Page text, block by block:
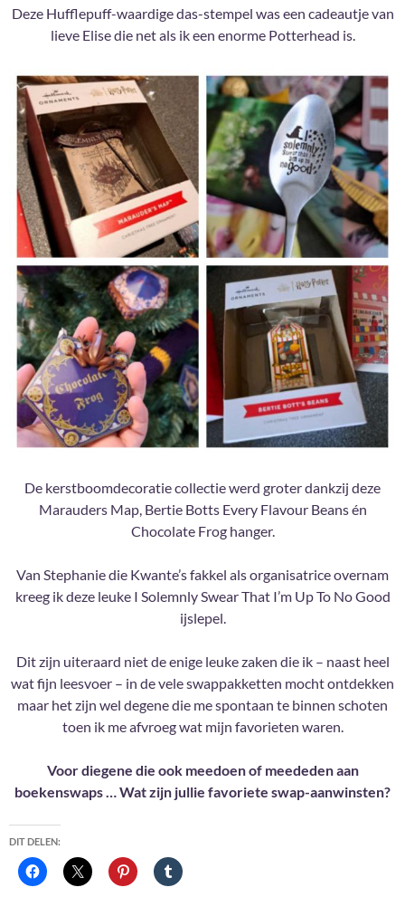
Deze Hufflepuff-waardige das-stempel was een cadeautje van
lieve Elise die net als ik een enorme Potterhead is.
De kerstboomdecoratie collectie werd groter dankzij deze
Marauders Map, Bertie Botts Every Flavour Beans én
Chocolate Frog hanger.
Van Stephanie die Kwante’s fakkel als organisatrice overnam
kreeg ik deze leuke I Solemnly Swear That I’m Up To No Good
ijslepel.
Dit zijn uiteraard niet de enige leuke zaken die ik – naast heel
wat fijn leesvoer – in de vele swappakketten mocht ontdekken
maar het zijn wel degene die me spontaan te binnen schoten
toen ik me afvroeg wat mijn favorieten waren.
Voor diegene die ook meedoen of meededen aan
boekenswaps … Wat zijn jullie favoriete swap-aanwinsten?
DIT DELEN: